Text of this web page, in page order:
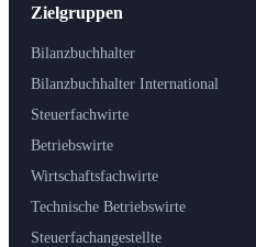
Zielgruppen
Bilanzbuchhalter
Bilanzbuchhalter International
Steuerfachwirte
Betriebswirte
Wirtschaftsfachwirte
Technische Betriebswirte
Steuerfachangestellte